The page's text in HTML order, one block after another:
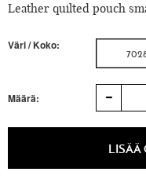
Leather quilted pouch
Väri / Koko:
Määrä:
LISÄÄ